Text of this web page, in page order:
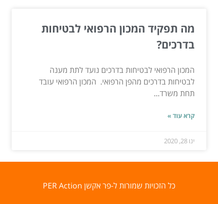
מה תפקיד המכון הרפואי לבטיחות
בדרכים?
המכון הרפואי לבטיחות בדרכים נועד לתת מענה
לבטיחות בדרכים מהפן הרפואי. המכון הרפואי עובד
תחת משרד...
קרא עוד »
ינו 28, 2020
כל הזכויות שמורות ל-פר אקשן PER Action